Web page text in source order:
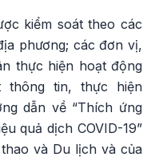
kiểm soát theo các
phương; các đơn vị,
thực hiện hoạt động
thông tin, thực hiện
dẫn về “Thích ứng
quả dịch COVID-19”
và Du lịch và của